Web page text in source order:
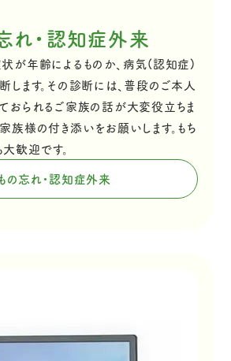
れ・認知症外来
が年齢によるものか、病気(認知症)
します。その診断には、普段のご本人
おられるご家族の話が大変役立ちま
族様の付き添いをお願いします。もち
歓迎です。
の忘れ・認知症外来